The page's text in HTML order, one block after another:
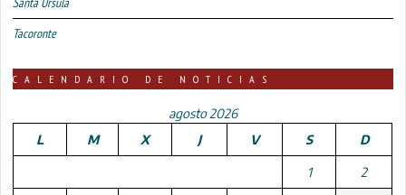
Tacoronte
CALENDARIO DE NOTICIAS
agosto 2026
L
M X J V S D
1 2